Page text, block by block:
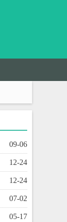
09-06
12-24
12-24
07-02
05-17